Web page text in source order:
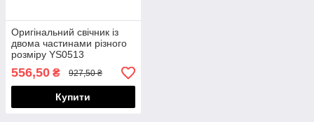
Оригінальний свічник із
двома частинами різного
розміру YS0513
556,50 ₴ 927,50 ₴
Купити